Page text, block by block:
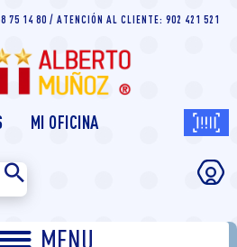
75 14 80 / ATENCIÓN AL CLIENTE: 902 421 521
MI OFICINA
MENU